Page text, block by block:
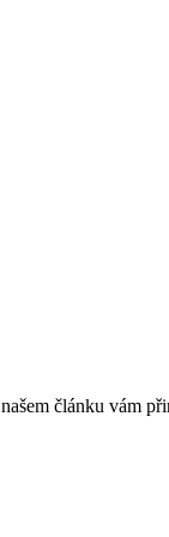
článku vám